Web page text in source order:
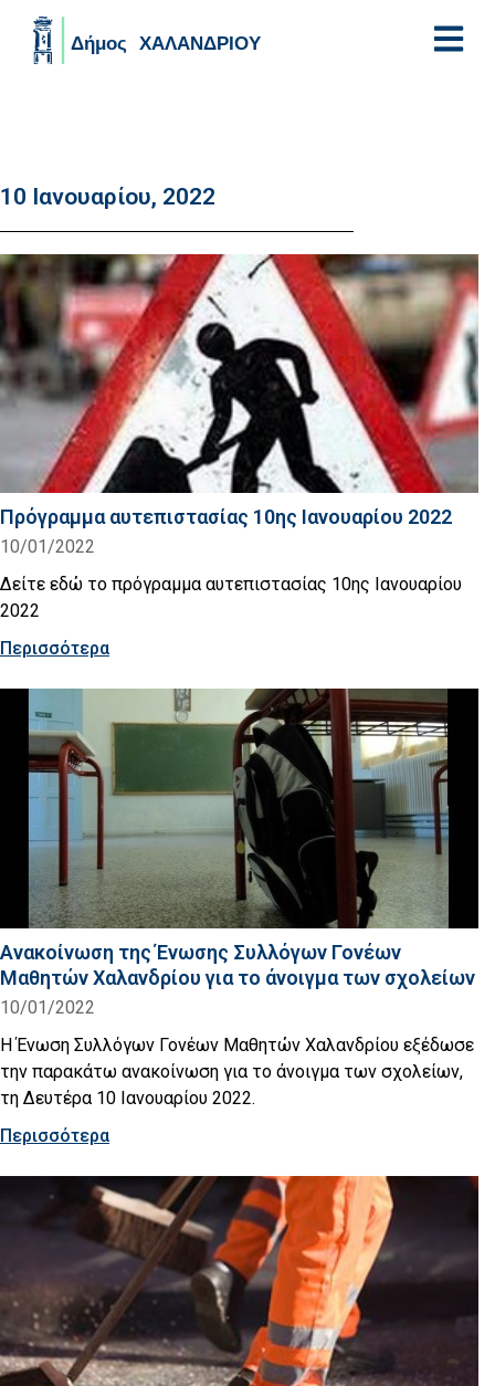
10 Ιανουαρίου, 2022
Πρόγραμμα αυτεπιστασίας 10ης Ιανουαρίου 2022
10/01/2022
Δείτε εδώ το πρόγραμμα αυτεπιστασίας 10ης Ιανουαρίου
2022
Περισσότερα
Ανακοίνωση της Ένωσης Συλλόγων Γονέων
Μαθητών Χαλανδρίου για το άνοιγμα των σχολείων
10/01/2022
Η Ένωση Συλλόγων Γονέων Μαθητών Χαλανδρίου εξέδωσε
την παρακάτω ανακοίνωση για το άνοιγμα των σχολείων,
τη Δευτέρα 10 Ιανουαρίου 2022.
Περισσότερα